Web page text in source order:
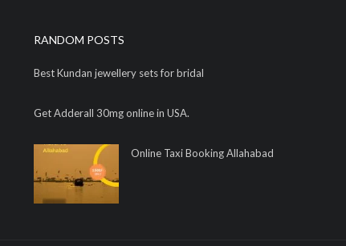
RANDOM POSTS
Best Kundan jewellery sets for bridal
Get Adderall 30mg online in USA.
Online Taxi Booking Allahabad